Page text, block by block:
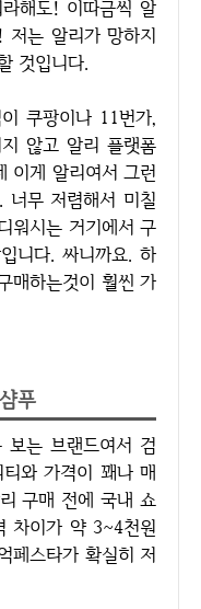
해도! 이따금씩 알
저는 알리가 망하지
것입니다.
않고 알리 플랫폼
이게 알리여서 그런
너무 저렴해서 미칠
워시는 거기에서 구
니다. 싸니까요. 하
매하는것이 훨씬 가
푸
와 가격이 꽤나 매
구매 전에 국내 쇼
차이가 약 3~4천원
페스타가 확실히 저